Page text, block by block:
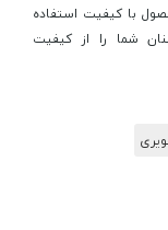
با کیفیت استفاده
منبع تغذیه پیک 386، اطمینان شما را از کیفیت